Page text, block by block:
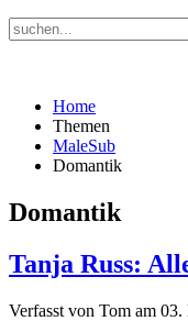
Home
Themen
MaleSub
Domantik
Domantik
Tanja Russ:
Verfasst von Tom am 03.